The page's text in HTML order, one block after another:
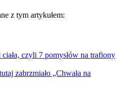
z tym artykułem:
czyli 7 pomysłów na trafiony
zabrzmiało „Chwała na